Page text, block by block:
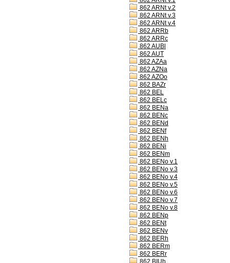
862 ARNt v.2
862 ARNt v.3
862 ARNt v.4
862 ARRb
862 ARRc
862 AUBl
862 AUT
862 AZAa
862 AZNa
862 AZOo
862 BAZr
862 BEL
862 BELc
862 BENa
862 BENc
862 BENd
862 BENf
862 BENh
862 BENi
862 BENm
862 BENo v.1
862 BENo v.3
862 BENo v.4
862 BENo v.5
862 BENo v.6
862 BENo v.7
862 BENo v.8
862 BENp
862 BENt
862 BENv
862 BERh
862 BERm
862 BERr
862 BIUh